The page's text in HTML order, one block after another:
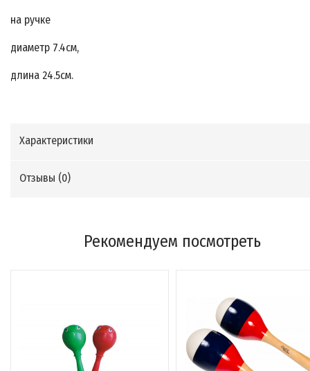
на ручке
диаметр 7.4cм,
длина 24.5см.
Характеристики
Отзывы (0)
Рекомендуем посмотреть